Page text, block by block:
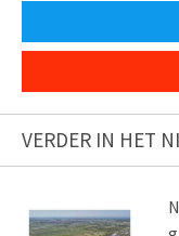
VERDER IN HET